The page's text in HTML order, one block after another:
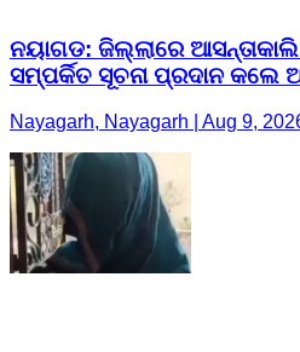
ନୟାଗଡ: ଜିଲ୍ଲାରେ ଆସନ୍ତାକାଲି
ସମ୍ପର୍କିତ ସୂଚନା ପ୍ରଦାନ କଲେ
Nayagarh, Nayagarh | Aug 9,